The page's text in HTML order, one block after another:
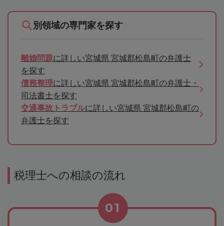
別領域の専門家を探す
離婚問題に詳しい宮城県 宮城郡松島町の弁護士
を探す
債務整理に詳しい宮城県 宮城郡松島町の弁護士・
司法書士を探す
交通事故トラブルに詳しい宮城県 宮城郡松島町の
弁護士を探す
税理士への相談の流れ
01